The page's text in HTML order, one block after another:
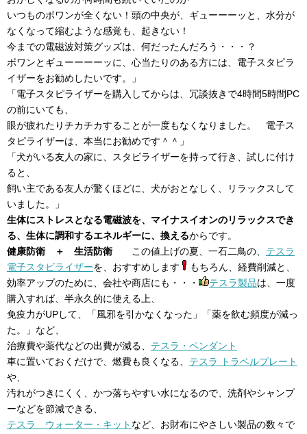
いつものボワンが全くない！頭の中央が、ギューーーッと、水分が
なくなって縮むような感覚も、起きない！
今までの電磁波対策グッズは、何だったんだろう・・・？
ボワンとギューーーーッに、心当たりのある方には、電子スタピラ
イザーをお勧めしたいです。」
「電子スタピライザーを購入してからは、冗談抜きで4時間5時間PC
の前にいても、
眼が疲れたりチカチカすることが一度もなくなりました。 電子ス
タピライザーは、本当にお勧めです＾＾」
「犬がいる友人の家に、スタビライザーを持って行き、試しに付け
ると、
飼い主である友人が驚くほどに、犬がおとなしく、リラックスして
いました。」
生体にストレスとなる電磁波を、マイナスイオンのリラックスでき
る、生体に調和するエネルギーに、換えるからです。
健康防衛 ＋ 生活防衛
この値上げの夏、一石二鳥の、 テスラ
電子スタビライザーを、おすすめします
もちろん、経費削減と、
効率アップのために、会社や商店にも・・・
テスラ製品は、一度
購入すれば、半永久的に使える上、
免疫力がUPして、「風邪を引かなくなった」「薬を飲む頻度が減っ
た。」など、
治療費や薬代などの出費が減る、 テスラ・ペンダント
車に置いておくだけで、燃費も良くなる、 テスラ トラベルプレート
や、
汚れがつきにくく、かつ落ちやすい水になるので、洗剤やシャンプ
ーなどを節減できる、
テスラ ウォーター・キット など、お財布にやさしい製品の数々で